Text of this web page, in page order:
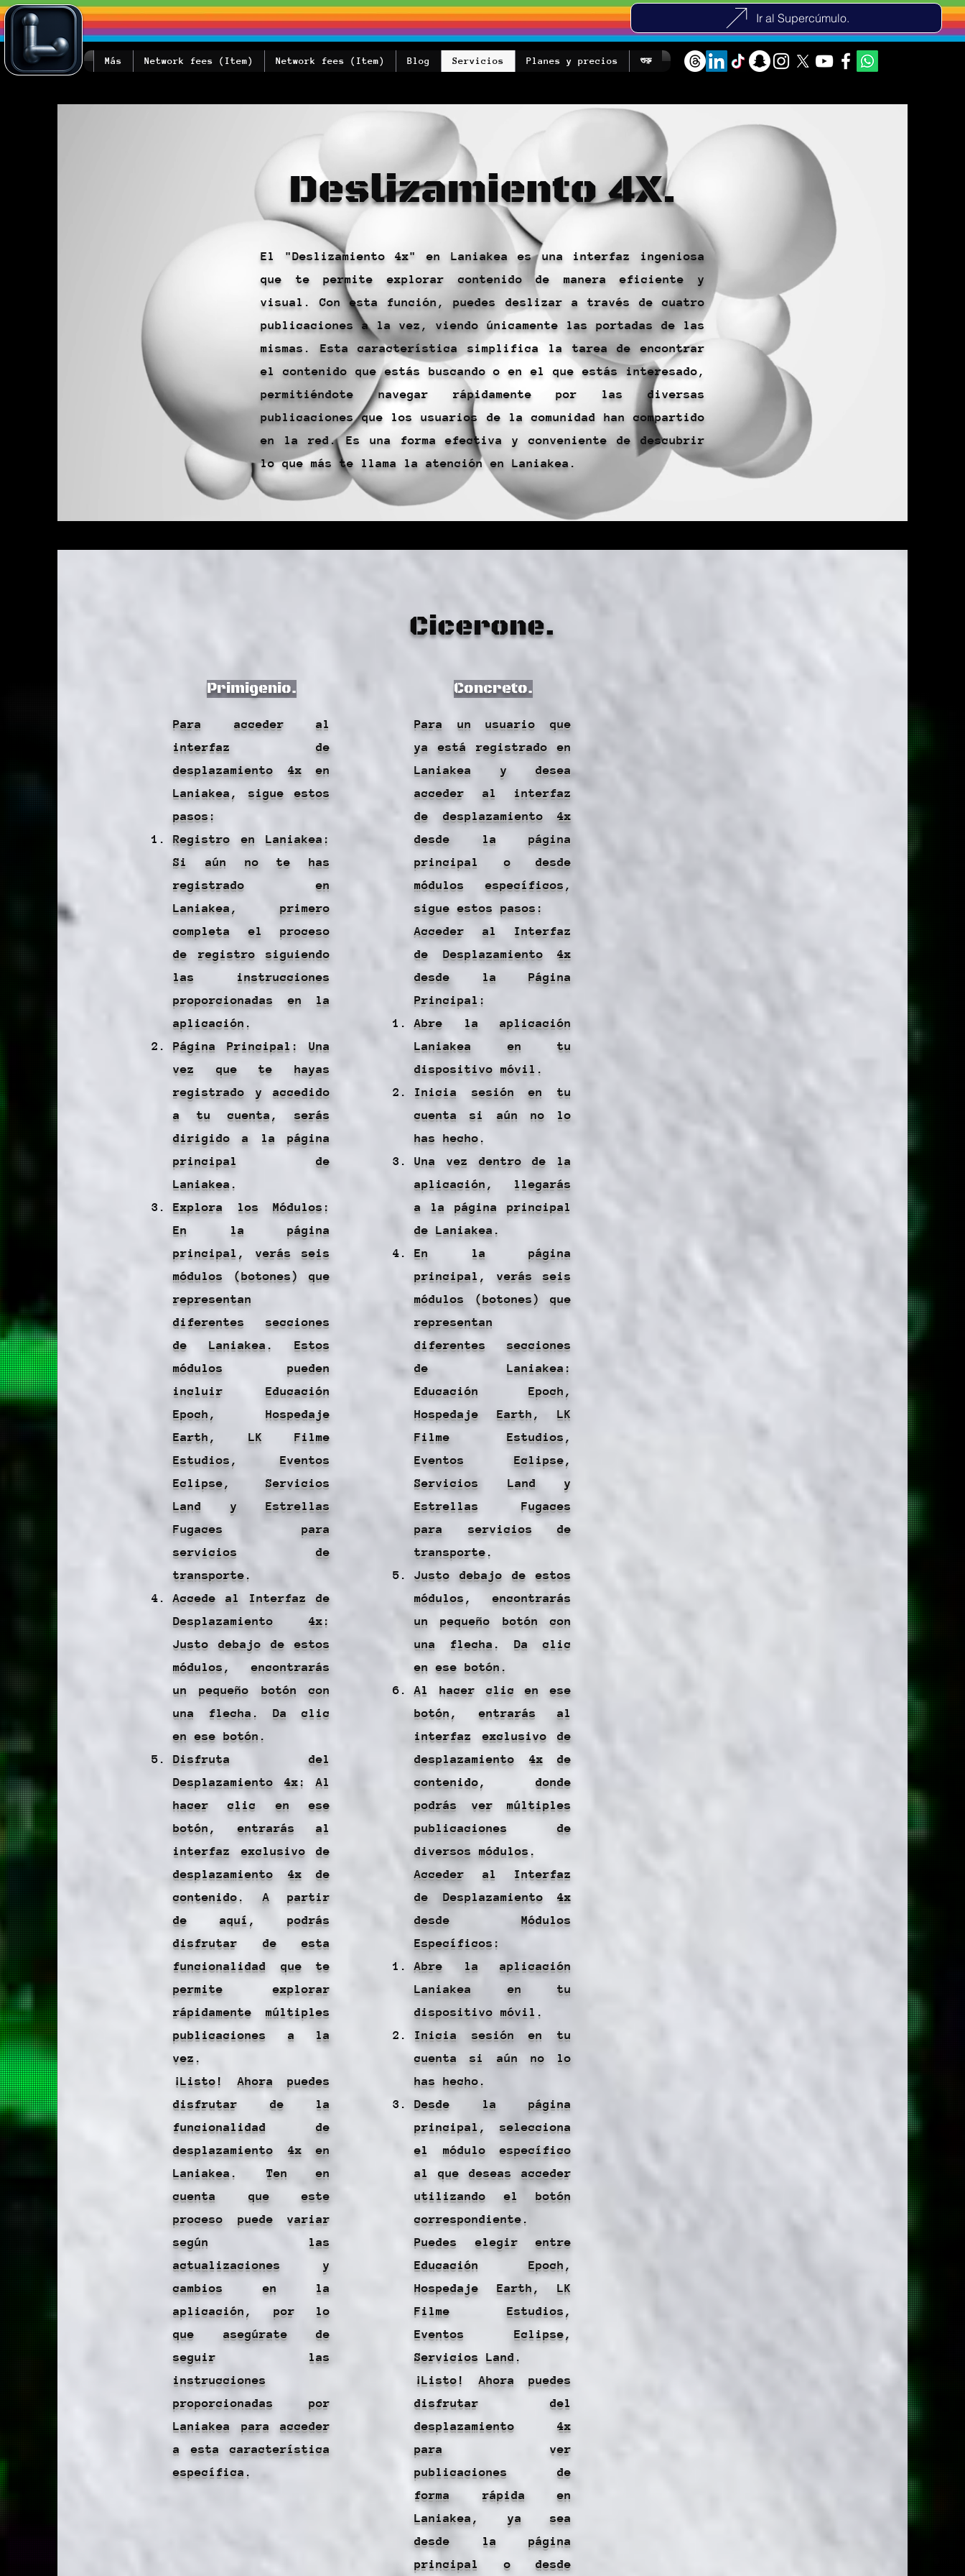
Ir al Supercúmulo.
শুরু
Planes y precios
Servicios
Blog
Network fees (Item)
Network fees (Item)
Más
Deslizamiento 4X.
El "Deslizamiento 4x" en Laniakea es una interfaz ingeniosa
que te permite explorar contenido de manera eficiente y
visual. Con esta función, puedes deslizar a través de cuatro
publicaciones a la vez, viendo únicamente las portadas de las
mismas. Esta característica simplifica la tarea de encontrar
el contenido que estás buscando o en el que estás interesado,
permitiéndote navegar rápidamente por las diversas
publicaciones que los usuarios de la comunidad han compartido
en la red. Es una forma efectiva y conveniente de descubrir
lo que más te llama la atención en Laniakea.
Cicerone.
Primigenio.
Para acceder al
interfaz de
desplazamiento 4x en
Laniakea, sigue estos
pasos:
Registro en Laniakea:
Si aún no te has
registrado en
Laniakea, primero
completa el proceso
de registro siguiendo
las instrucciones
proporcionadas en la
aplicación.
Página Principal: Una
vez que te hayas
registrado y accedido
a tu cuenta, serás
dirigido a la página
principal de
Laniakea.
Explora los Módulos:
En la página
principal, verás seis
módulos (botones) que
representan
diferentes secciones
de Laniakea. Estos
módulos pueden
incluir Educación
Epoch, Hospedaje
Earth, LK Filme
Estudios, Eventos
Eclipse, Servicios
Land y Estrellas
Fugaces para
servicios de
transporte.
Accede al Interfaz de
Desplazamiento 4x:
Justo debajo de estos
módulos, encontrarás
un pequeño botón con
una flecha. Da clic
en ese botón.
Disfruta del
Desplazamiento 4x: Al
hacer clic en ese
botón, entrarás al
interfaz exclusivo de
desplazamiento 4x de
contenido. A partir
de aquí, podrás
disfrutar de esta
funcionalidad que te
permite explorar
rápidamente múltiples
publicaciones a la
vez.
¡Listo! Ahora puedes
disfrutar de la
funcionalidad de
desplazamiento 4x en
Laniakea. Ten en
cuenta que este
proceso puede variar
según las
actualizaciones y
cambios en la
aplicación, por lo
que asegúrate de
seguir las
instrucciones
proporcionadas por
Laniakea para acceder
a esta característica
específica.
Concreto.
Para un usuario que
ya está registrado en
Laniakea y desea
acceder al interfaz
de desplazamiento 4x
desde la página
principal o desde
módulos específicos,
sigue estos pasos:
Acceder al Interfaz
de Desplazamiento 4x
desde la Página
Principal:
Abre la aplicación
Laniakea en tu
dispositivo móvil.
Inicia sesión en tu
cuenta si aún no lo
has hecho.
Una vez dentro de la
aplicación, llegarás
a la página principal
de Laniakea.
En la página
principal, verás seis
módulos (botones) que
representan
diferentes secciones
de Laniakea:
Educación Epoch,
Hospedaje Earth, LK
Filme Estudios,
Eventos Eclipse,
Servicios Land y
Estrellas Fugaces
para servicios de
transporte.
Justo debajo de estos
módulos, encontrarás
un pequeño botón con
una flecha. Da clic
en ese botón.
Al hacer clic en ese
botón, entrarás al
interfaz exclusivo de
desplazamiento 4x de
contenido, donde
podrás ver múltiples
publicaciones de
diversos módulos.
Acceder al Interfaz
de Desplazamiento 4x
desde Módulos
Específicos:
Abre la aplicación
Laniakea en tu
dispositivo móvil.
Inicia sesión en tu
cuenta si aún no lo
has hecho.
Desde la página
principal, selecciona
el módulo específico
al que deseas acceder
utilizando el botón
correspondiente.
Puedes elegir entre
Educación Epoch,
Hospedaje Earth, LK
Filme Estudios,
Eventos Eclipse,
Servicios Land.
¡Listo! Ahora puedes
disfrutar del
desplazamiento 4x
para ver
publicaciones de
forma rápida en
Laniakea, ya sea
desde la página
principal o desde